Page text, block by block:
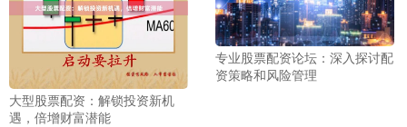
大型股票配资：解锁投资新机
遇，倍增财富潜能
专业股票配资论坛：深入探讨配
资策略和风险管理